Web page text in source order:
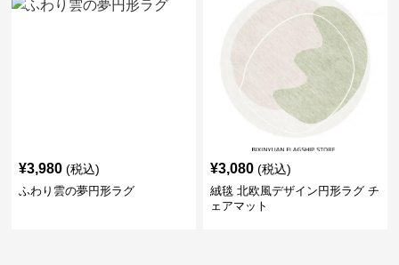
¥3,980 (税込)
ふわり雲の夢円形ラグ
¥3,080 (税込)
絨毯 北欧風デザイン円形ラグ チ
ェアマット